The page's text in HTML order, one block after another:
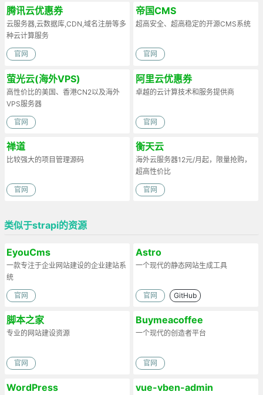
腾讯云优惠券
云服务器,云数据库,CDN,域名注册等多
种云计算服务
官网
帝国CMS
超高安全、超高稳定的开源CMS系统
官网
萤光云(海外VPS)
高性价比的美国、香港CN2以及海外
VPS服务器
官网
阿里云优惠券
卓越的云计算技术和服务提供商
官网
禅道
比较强大的项目管理源码
官网
衡天云
海外云服务器12元/月起，限量抢购，
超高性价比
官网
类似于strapi的资源
EyouCms
一款专注于企业网站建设的企业建站系
统
官网
Astro
一个现代的静态网站生成工具
官网 GitHub
脚本之家
专业的网站建设资源
官网
Buymeacoffee
一个现代的创造者平台
官网
WordPress vue-vben-admin